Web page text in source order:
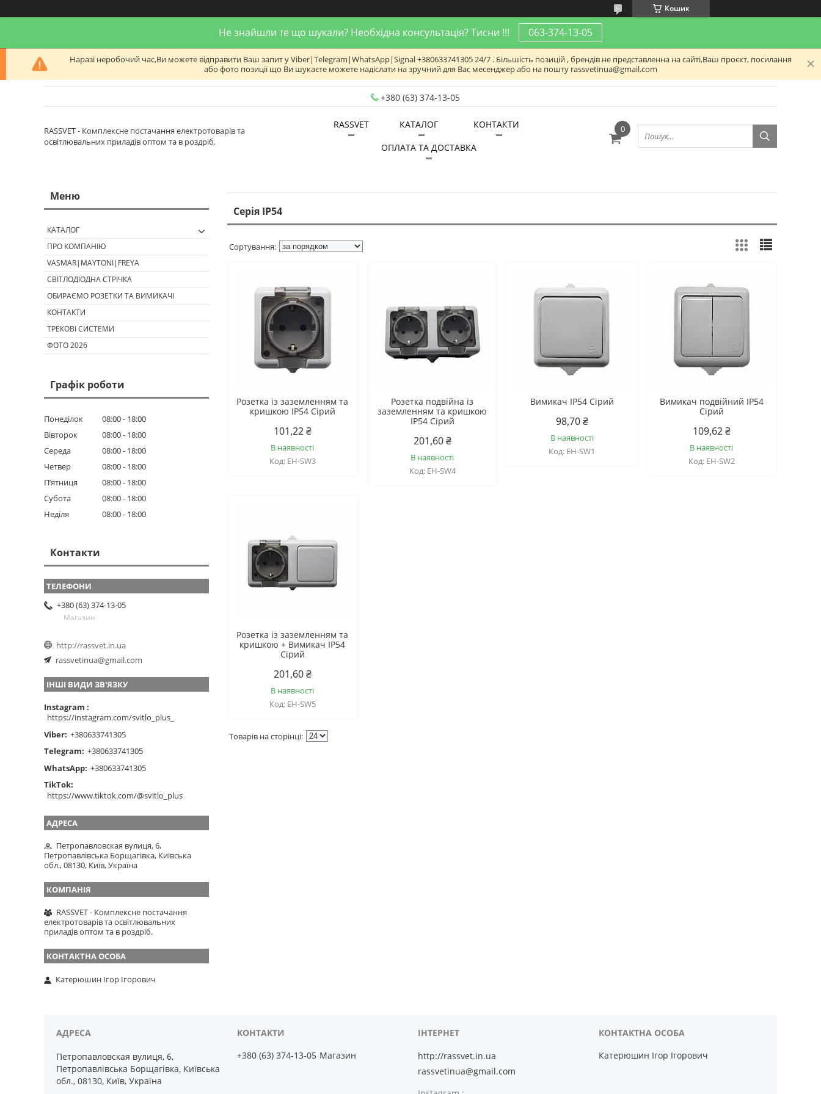
Кошик
Не знайшли те що шукали? Необхідна консультація? Тисни !!! 063-374-13-05
Наразі неробочий час,Ви можете відправити Ваш запит у Viber|Telegram|WhatsApp|Signal +380633741305 24/7 . Більшість позицій , брендів не представленна на сайті,Ваш проєкт, посилання
або фото позиції що Ви шукаєте можете надіслати на зручний для Вас месенджер або на пошту rassvetinua@gmail.com
+380 (63) 374-13-05
RASSVET - Комплексне постачання електротоварів та
освітлювальних приладів оптом та в роздріб.
RASSVET КАТАЛОГ
КОНТАКТИ
ОПЛАТА ТА ДОСТАВКА
Серія IP54
Розетка із заземленням та
кришкою IP54 Сірий
101,22 ₴
В наявності
EH-SW3
Розетка подвійна із
заземленням та кришкою
IP54 Сірий
201,60 ₴
В наявності
EH-SW4
Вимикач IP54 Сірий
98,70 ₴
В наявності
EH-SW1
Вимикач подвійний IP54
Сірий
109,62 ₴
В наявності
EH-SW2
Розетка із заземленням та
кришкою + Вимикач IP54
Сірий
201,60 ₴
В наявності
EH-SW5
КАТАЛОГ
ПРО КОМПАНІЮ
VASMAR|MAYTONI|FREYA
СВІТЛОДІОДНА СТРІЧКА
ОБИРАЄМО РОЗЕТКИ ТА ВИМИКАЧІ
КОНТАКТИ
ТРЕКОВІ СИСТЕМИ
ФОТО 2026
Графік роботи
Понеділок 08:00
18:00
Вівторок
08:00
18:00
Середа
08:00
18:00
Четвер
08:00
18:00
Пʼятниця
08:00
18:00
Субота
08:00
18:00
Неділя
08:00 18:00
Контакти
+380 (63) 374-13-05
Магазин
http://rassvet.in.ua
rassvetinua@gmail.com
ІНШІ ВИДИ ЗВ'ЯЗКУ
Instagram
https://instagram.com/svitlo_plus_
Viber +380633741305
Telegram +380633741305
WhatsApp +380633741305
TikTok
https://www.tiktok.com/@svitlo_plus
Петропавловская вулиця, 6,
Петропавлівська Борщагівка, Київська
обл., 08130, Київ, Україна
RASSVET - Комплексне постачання
електротоварів та освітлювальних
приладів оптом та в роздріб.
Катерюшин Ігор Ігорович
Петропавловская вулиця, 6,
Петропавлівська Борщагівка, Київська
обл., 08130, Київ, Україна
+380 (63) 374-13-05 Магазин
http://rassvet.in.ua
rassvetinua@gmail.com
Катерюшин Ігор Ігорович